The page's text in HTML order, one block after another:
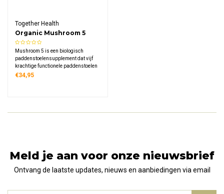
Together Health
Organic Mushroom 5
(800mg)
Mushroom 5 is een biologisch
paddenstoelensupplement dat vijf
krachtige functionele paddenstoelen
combineert: Lion's Mane, Chaga,
€34,95
Meld je aan voor onze nieuwsbrief
Ontvang de laatste updates, nieuws en aanbiedingen via email